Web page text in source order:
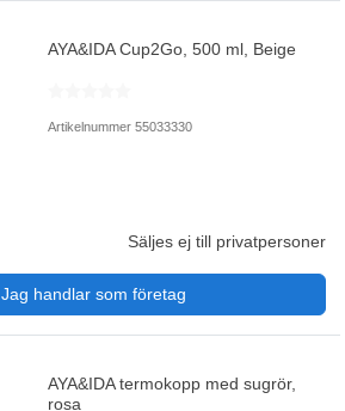
AYA&IDA Cup2Go, 500 ml, Beige
Artikelnummer 55033330
Säljes ej till privatpersoner
Jag handlar som företag
AYA&IDA termokopp med sugrör,
rosa